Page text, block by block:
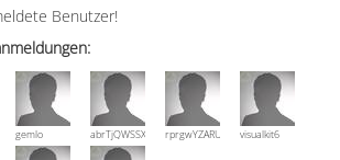
Benutzer!
gemlo abrTjQWSSXuVznPolErprgwYZARUTZQyCWESpD
visualkit6